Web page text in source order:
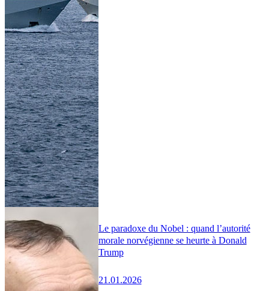
Le paradoxe du Nobel : quand l’autorité
morale norvégienne se heurte à Donald
Trump
21.01.2026